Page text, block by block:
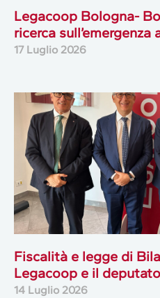
Legacoop Bologna-
ricerca sull’emergenza
17 Luglio 2026
Fiscalità e legge di
Legacoop e il
14 Luglio 2026